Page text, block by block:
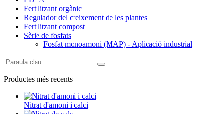
Fertilitzant orgànic
Regulador del creixement de les plantes
Fertilitzant compost
Sèrie de fosfats
Fosfat monoamoni (MAP) - Aplicació industrial
Productes més recents
Nitrat d'amoni i calci